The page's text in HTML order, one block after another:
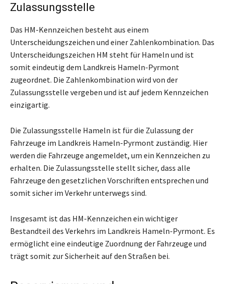
Zulassungsstelle
Das HM-Kennzeichen besteht aus einem
Unterscheidungszeichen und einer Zahlenkombination. Das
Unterscheidungszeichen HM steht für Hameln und ist
somit eindeutig dem Landkreis Hameln-Pyrmont
zugeordnet. Die Zahlenkombination wird von der
Zulassungsstelle vergeben und ist auf jedem Kennzeichen
einzigartig.
Die Zulassungsstelle Hameln ist für die Zulassung der
Fahrzeuge im Landkreis Hameln-Pyrmont zuständig. Hier
werden die Fahrzeuge angemeldet, um ein Kennzeichen zu
erhalten. Die Zulassungsstelle stellt sicher, dass alle
Fahrzeuge den gesetzlichen Vorschriften entsprechen und
somit sicher im Verkehr unterwegs sind.
Insgesamt ist das HM-Kennzeichen ein wichtiger
Bestandteil des Verkehrs im Landkreis Hameln-Pyrmont. Es
ermöglicht eine eindeutige Zuordnung der Fahrzeuge und
trägt somit zur Sicherheit auf den Straßen bei.